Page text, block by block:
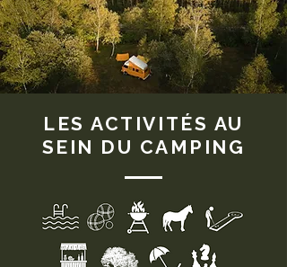
LES ACTIVITÉS AU
SEIN DU CAMPING